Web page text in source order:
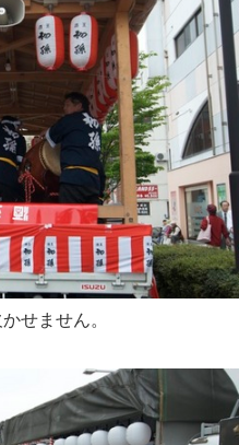
せません。